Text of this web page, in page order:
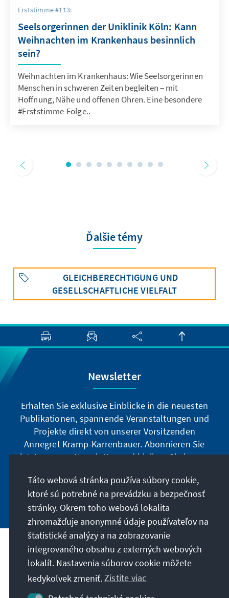
Erststimme #113:
Seelsorgerinnen der Uniklinik Köln: Kann
Weihnachten im Krankenhaus besinnlich
sein?
Weihnachten im Krankenhaus: Wie Seelsorgerinnen
Menschen in schweren Zeiten begleiten – mit
Hoffnung, Nähe und offenen Ohren. Eine besondere
#Erststimme-Folge..
Ďalšie témy
GLEICHBERECHTIGUNG UND
GESELLSCHAFTLICHE VIELFALT
Newsletter
Erhalten Sie exklusive Einblicke in die neuesten
Publikationen, spannende Veranstaltungen und
Projekte direkt von unserer Vorsitzenden
Annegret Kramp-Karrenbauer. Abonnieren Sie
jetzt unseren Newsletter und bleiben Sie immer
Jetzt abonnieren
Naše poslanie
Kontakt
Táto webová stránka používa súbory cookie,
ktoré sú potrebné na prevádzku a bezpečnosť
stránky. Okrem toho webová lokalita
zhromažďuje anonymné údaje používateľov na
štatistické analýzy a na zobrazovanie
integrovaného obsahu z externých webových
lokalít. Nastavenia súborov cookie môžete
kedykoľvek zmeniť.Zistite viac